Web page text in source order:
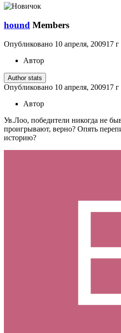
hound Members
Опубликовано 10 апреля, 200917 г
Автор
Author stats
Опубликовано 10 апреля, 200917 г
Автор
Ув.Лоо, победители никогда не
проигрывают, верно? Опять
историю?